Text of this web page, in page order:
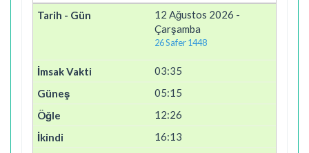
12 Ağustos 2026 -
Çarşamba
26 Safer 1448
03:35
05:15
12:26
16:13